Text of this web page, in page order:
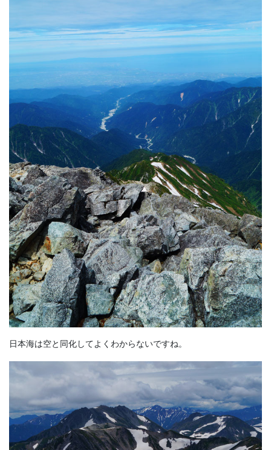
日本海は空と同化してよくわからないですね。